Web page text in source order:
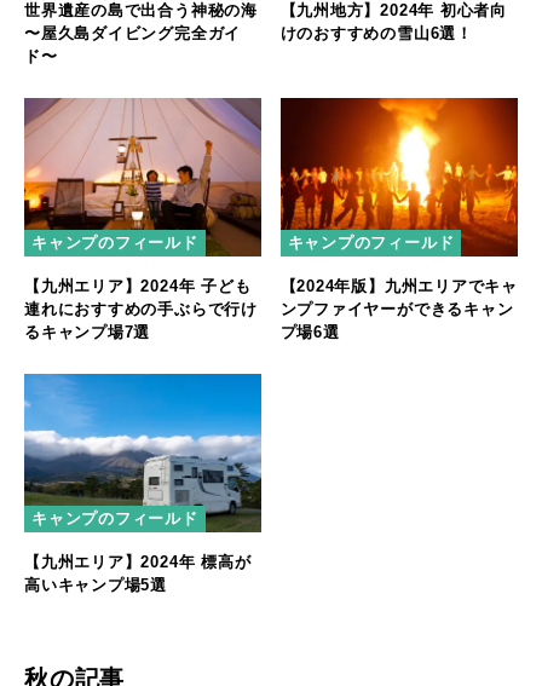
世界遺産の島で出合う神秘の海
〜屋久島ダイビング完全ガイ
ド〜
【九州地方】2024年 初心者向
けのおすすめの雪山6選！
キャンプのフィールド
【九州エリア】2024年 子ども
連れにおすすめの手ぶらで行け
るキャンプ場7選
キャンプのフィールド
【2024年版】九州エリアでキャ
ンプファイヤーができるキャン
プ場6選
キャンプのフィールド
【九州エリア】2024年 標高が
高いキャンプ場5選
秋の記事